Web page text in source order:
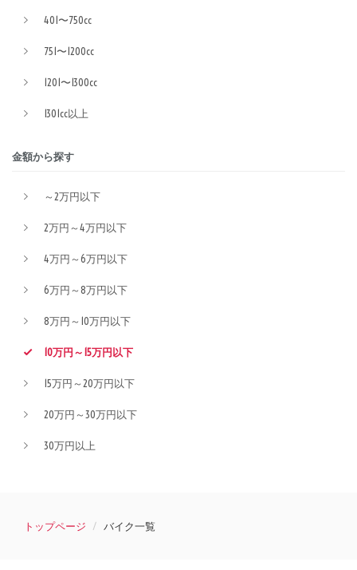
401〜750cc
751〜1200cc
1201〜1300cc
1301cc以上
金額から探す
～2万円以下
2万円～4万円以下
4万円～6万円以下
6万円～8万円以下
8万円～10万円以下
10万円～15万円以下
15万円～20万円以下
20万円～30万円以下
30万円以上
トップページ バイク一覧